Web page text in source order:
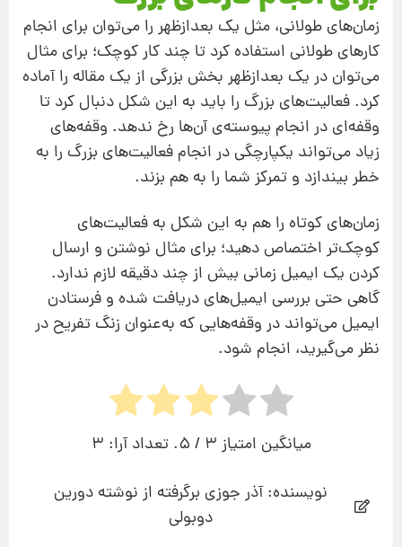
زمان‌های طولانی، مثل یک بعدازظهر را می‌توان برای انجام
کارهای طولانی استفاده کرد تا چند کار کوچک؛ برای مثال
می‌توان در یک بعدازظهر بخش بزرگی از یک مقاله را آماده
کرد. فعالیت‌های بزرگ را باید به این شکل دنبال کرد تا
وقفه‌ای در انجام پیوسته‌ی آن‌ها رخ ندهد. وقفه‌های
زیاد می‌تواند یکپارچگی در انجام فعالیت‌های بزرگ را به
خطر بیندازد و تمرکز شما را به ‌هم بزند.
زمان‌های کوتاه را هم به این شکل به فعالیت‌های
کوچک‌تر اختصاص دهید؛ برای مثال نوشتن و ارسال
کردن یک ایمیل زمانی بیش از چند دقیقه لازم ندارد.
گاهی حتی بررسی ایمیل‌های دریافت شده و فرستادن
ایمیل می‌تواند در وقفه‌هایی که به‌‌عنوان زنگ تفریح در
نظر می‌گیرید، انجام شود.
میانگین امتیاز 3 / 5. تعداد آرا:
3
نویسنده: آذر جوزی برگرفته از نوشته دورین
دوبولی